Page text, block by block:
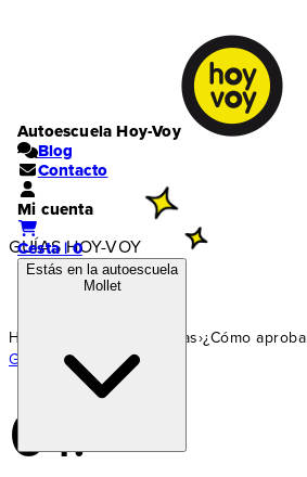
Autoescuela Hoy-Voy
Blog
Contacto
Mi cuenta
Cesta | 0
Estás en la autoescuela
Mollet
GUÍAS HOY-VOY
Home Guías›¿Cómo
Guía siguiente ›
01.